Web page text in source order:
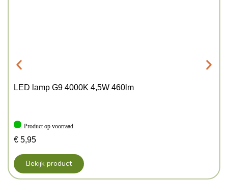
LED lamp G9 4000K 4,5W 460lm
Product op voorraad
€ 5,95
Bekijk product